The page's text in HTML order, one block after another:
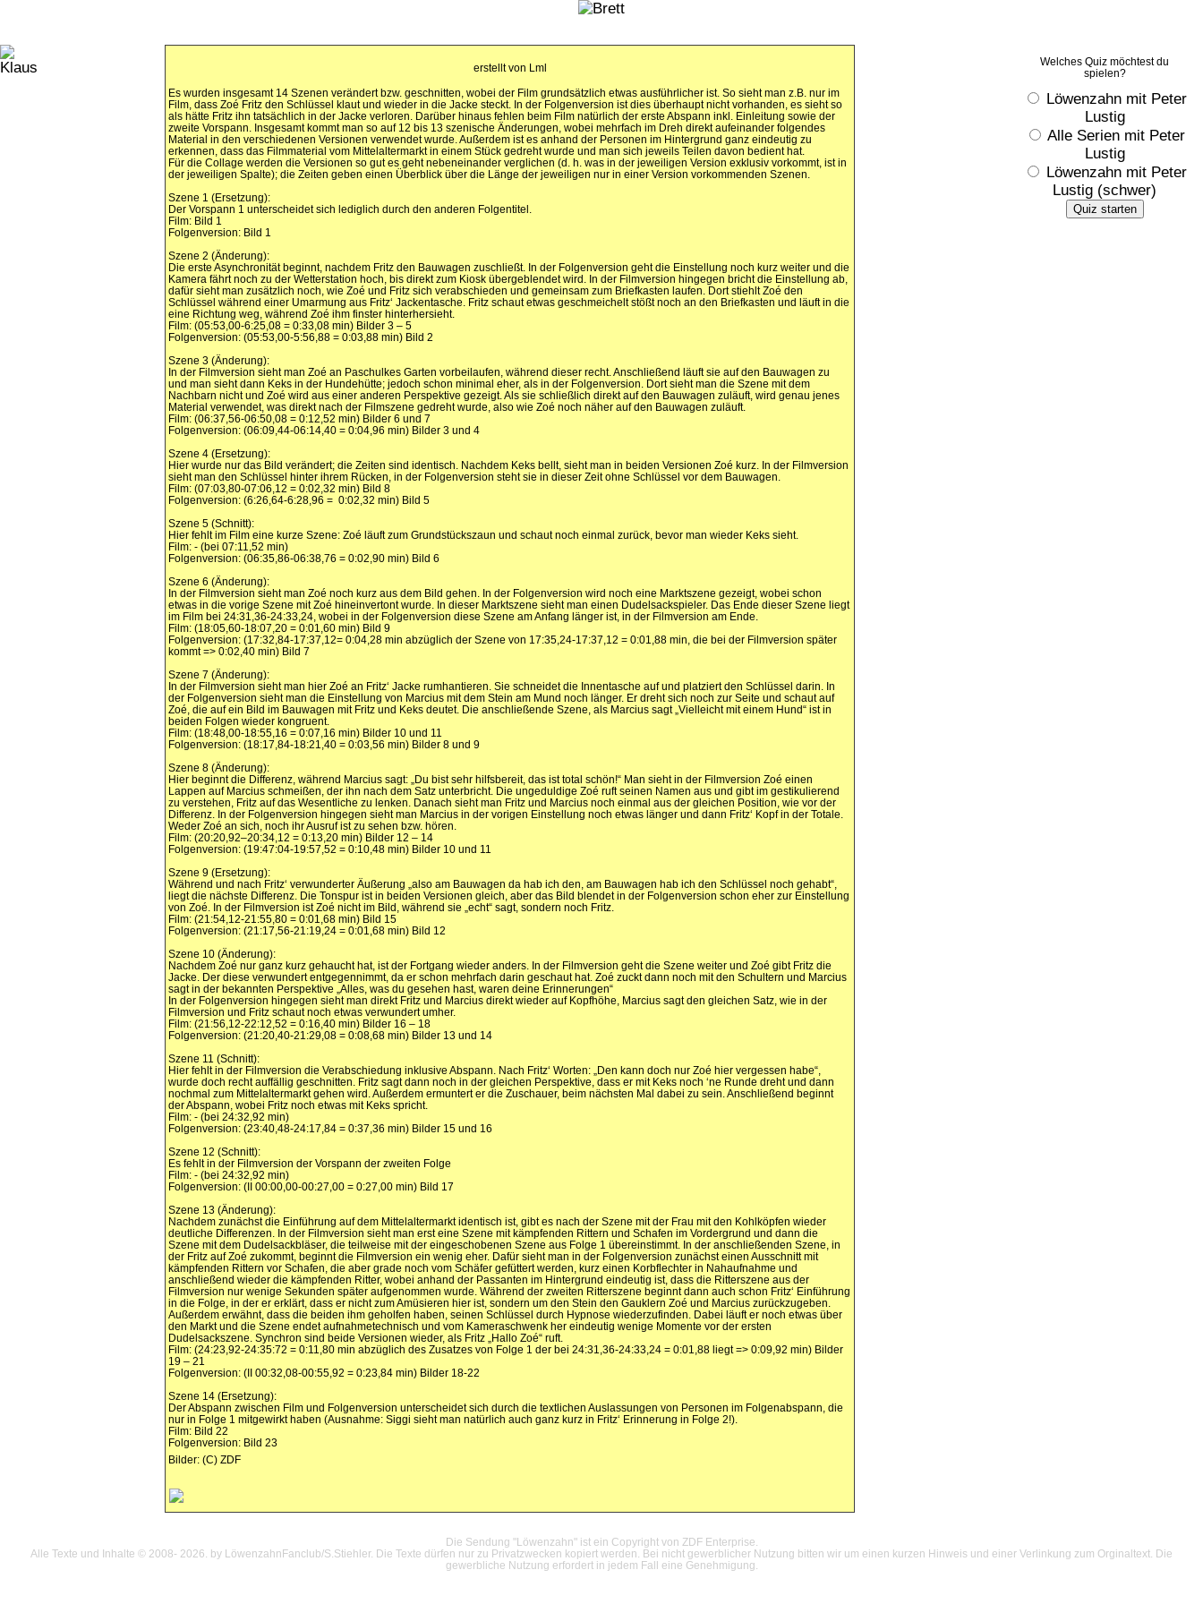
Welches Quiz möchtest du
spielen?
Löwenzahn mit Peter
Lustig
Alle Serien mit Peter
Lustig
Löwenzahn mit Peter
Lustig (schwer)
Quiz starten
erstellt von Lml
Es wurden insgesamt 14 Szenen verändert bzw. geschnitten, wobei der Film grundsätzlich etwas ausführlicher ist. So sieht man z.B. nur im
Film, dass Zoé Fritz den Schlüssel klaut und wieder in die Jacke steckt. In der Folgenversion ist dies überhaupt nicht vorhanden, es sieht so
als hätte Fritz ihn tatsächlich in der Jacke verloren. Darüber hinaus fehlen beim Film natürlich der erste Abspann inkl. Einleitung sowie der
zweite Vorspann. Insgesamt kommt man so auf 12 bis 13 szenische Änderungen, wobei mehrfach im Dreh direkt aufeinander folgendes
Material in den verschiedenen Versionen verwendet wurde. Außerdem ist es anhand der Personen im Hintergrund ganz eindeutig zu
erkennen, dass das Filmmaterial vom Mittelaltermarkt in einem Stück gedreht wurde und man sich jeweils Teilen davon bedient hat.
Für die Collage werden die Versionen so gut es geht nebeneinander verglichen (d. h. was in der jeweiligen Version exklusiv vorkommt, ist in
der jeweiligen Spalte); die Zeiten geben einen Überblick über die Länge der jeweiligen nur in einer Version vorkommenden Szenen.
Szene 1 (Ersetzung):
Der Vorspann 1 unterscheidet sich lediglich durch den anderen Folgentitel.
Film: Bild 1
Folgenversion: Bild 1
Szene 2 (Änderung):
Die erste Asynchronität beginnt, nachdem Fritz den Bauwagen zuschließt. In der Folgenversion geht die Einstellung noch kurz weiter und die
Kamera fährt noch zu der Wetterstation hoch, bis direkt zum Kiosk übergeblendet wird. In der Filmversion hingegen bricht die Einstellung ab,
dafür sieht man zusätzlich noch, wie Zoé und Fritz sich verabschieden und gemeinsam zum Briefkasten laufen. Dort stiehlt Zoé den
Schlüssel während einer Umarmung aus Fritz‘ Jackentasche. Fritz schaut etwas geschmeichelt stößt noch an den Briefkasten und läuft in die
eine Richtung weg, während Zoé ihm finster hinterhersieht.
Film: (05:53,00-6:25,08 = 0:33,08 min) Bilder 3 – 5
Folgenversion: (05:53,00-5:56,88 = 0:03,88 min) Bild 2
Szene 3 (Änderung):
In der Filmversion sieht man Zoé an Paschulkes Garten vorbeilaufen, während dieser recht. Anschließend läuft sie auf den Bauwagen zu
und man sieht dann Keks in der Hundehütte; jedoch schon minimal eher, als in der Folgenversion. Dort sieht man die Szene mit dem
Nachbarn nicht und Zoé wird aus einer anderen Perspektive gezeigt. Als sie schließlich direkt auf den Bauwagen zuläuft, wird genau jenes
Material verwendet, was direkt nach der Filmszene gedreht wurde, also wie Zoé noch näher auf den Bauwagen zuläuft.
Film: (06:37,56-06:50,08 = 0:12,52 min) Bilder 6 und 7
Folgenversion: (06:09,44-06:14,40 = 0:04,96 min) Bilder 3 und 4
Szene 4 (Ersetzung):
Hier wurde nur das Bild verändert; die Zeiten sind identisch. Nachdem Keks bellt, sieht man in beiden Versionen Zoé kurz. In der Filmversion
sieht man den Schlüssel hinter ihrem Rücken, in der Folgenversion steht sie in dieser Zeit ohne Schlüssel vor dem Bauwagen.
Film: (07:03,80-07:06,12 = 0:02,32 min) Bild 8
Folgenversion: (6:26,64-6:28,96 = 0:02,32 min) Bild 5
Szene 5 (Schnitt):
Hier fehlt im Film eine kurze Szene: Zoé läuft zum Grundstückszaun und schaut noch einmal zurück, bevor man wieder Keks sieht.
Film: - (bei 07:11,52 min)
Folgenversion: (06:35,86-06:38,76 = 0:02,90 min) Bild 6
Szene 6 (Änderung):
In der Filmversion sieht man Zoé noch kurz aus dem Bild gehen. In der Folgenversion wird noch eine Marktszene gezeigt, wobei schon
etwas in die vorige Szene mit Zoé hineinvertont wurde. In dieser Marktszene sieht man einen Dudelsackspieler. Das Ende dieser Szene liegt
im Film bei 24:31,36-24:33,24, wobei in der Folgenversion diese Szene am Anfang länger ist, in der Filmversion am Ende.
Film: (18:05,60-18:07,20 = 0:01,60 min) Bild 9
Folgenversion: (17:32,84-17:37,12= 0:04,28 min abzüglich der Szene von 17:35,24-17:37,12 = 0:01,88 min, die bei der Filmversion später
kommt => 0:02,40 min) Bild 7
Szene 7 (Änderung):
In der Filmversion sieht man hier Zoé an Fritz‘ Jacke rumhantieren. Sie schneidet die Innentasche auf und platziert den Schlüssel darin. In
der Folgenversion sieht man die Einstellung von Marcius mit dem Stein am Mund noch länger. Er dreht sich noch zur Seite und schaut auf
Zoé, die auf ein Bild im Bauwagen mit Fritz und Keks deutet. Die anschließende Szene, als Marcius sagt „Vielleicht mit einem Hund“ ist in
beiden Folgen wieder kongruent.
Film: (18:48,00-18:55,16 = 0:07,16 min) Bilder 10 und 11
Folgenversion: (18:17,84-18:21,40 = 0:03,56 min) Bilder 8 und 9
Szene 8 (Änderung):
Hier beginnt die Differenz, während Marcius sagt: „Du bist sehr hilfsbereit, das ist total schön!“ Man sieht in der Filmversion Zoé einen
Lappen auf Marcius schmeißen, der ihn nach dem Satz unterbricht. Die ungeduldige Zoé ruft seinen Namen aus und gibt im gestikulierend
zu verstehen, Fritz auf das Wesentliche zu lenken. Danach sieht man Fritz und Marcius noch einmal aus der gleichen Position, wie vor der
Differenz. In der Folgenversion hingegen sieht man Marcius in der vorigen Einstellung noch etwas länger und dann Fritz‘ Kopf in der Totale.
Weder Zoé an sich, noch ihr Ausruf ist zu sehen bzw. hören.
Film: (20:20,92–20:34,12 = 0:13,20 min) Bilder 12 – 14
Folgenversion: (19:47:04-19:57,52 = 0:10,48 min) Bilder 10 und 11
Szene 9 (Ersetzung):
Während und nach Fritz‘ verwunderter Äußerung „also am Bauwagen da hab ich den, am Bauwagen hab ich den Schlüssel noch gehabt“,
liegt die nächste Differenz. Die Tonspur ist in beiden Versionen gleich, aber das Bild blendet in der Folgenversion schon eher zur Einstellung
von Zoé. In der Filmversion ist Zoé nicht im Bild, während sie „echt“ sagt, sondern noch Fritz.
Film: (21:54,12-21:55,80 = 0:01,68 min) Bild 15
Folgenversion: (21:17,56-21:19,24 = 0:01,68 min) Bild 12
Szene 10 (Änderung):
Nachdem Zoé nur ganz kurz gehaucht hat, ist der Fortgang wieder anders. In der Filmversion geht die Szene weiter und Zoé gibt Fritz die
Jacke. Der diese verwundert entgegennimmt, da er schon mehrfach darin geschaut hat. Zoé zuckt dann noch mit den Schultern und Marcius
sagt in der bekannten Perspektive „Alles, was du gesehen hast, waren deine Erinnerungen“
In der Folgenversion hingegen sieht man direkt Fritz und Marcius direkt wieder auf Kopfhöhe, Marcius sagt den gleichen Satz, wie in der
Filmversion und Fritz schaut noch etwas verwundert umher.
Film: (21:56,12-22:12,52 = 0:16,40 min) Bilder 16 – 18
Folgenversion: (21:20,40-21:29,08 = 0:08,68 min) Bilder 13 und 14
Szene 11 (Schnitt):
Hier fehlt in der Filmversion die Verabschiedung inklusive Abspann. Nach Fritz‘ Worten: „Den kann doch nur Zoé hier vergessen habe“,
wurde doch recht auffällig geschnitten. Fritz sagt dann noch in der gleichen Perspektive, dass er mit Keks noch ‘ne Runde dreht und dann
nochmal zum Mittelaltermarkt gehen wird. Außerdem ermuntert er die Zuschauer, beim nächsten Mal dabei zu sein. Anschließend beginnt
der Abspann, wobei Fritz noch etwas mit Keks spricht.
Film: - (bei 24:32,92 min)
Folgenversion: (23:40,48-24:17,84 = 0:37,36 min) Bilder 15 und 16
Szene 12 (Schnitt):
Es fehlt in der Filmversion der Vorspann der zweiten Folge
Film: - (bei 24:32,92 min)
Folgenversion: (II 00:00,00-00:27,00 = 0:27,00 min) Bild 17
Szene 13 (Änderung):
Nachdem zunächst die Einführung auf dem Mittelaltermarkt identisch ist, gibt es nach der Szene mit der Frau mit den Kohlköpfen wieder
deutliche Differenzen. In der Filmversion sieht man erst eine Szene mit kämpfenden Rittern und Schafen im Vordergrund und dann die
Szene mit dem Dudelsackbläser, die teilweise mit der eingeschobenen Szene aus Folge 1 übereinstimmt. In der anschließenden Szene, in
der Fritz auf Zoé zukommt, beginnt die Filmversion ein wenig eher. Dafür sieht man in der Folgenversion zunächst einen Ausschnitt mit
kämpfenden Rittern vor Schafen, die aber grade noch vom Schäfer gefüttert werden, kurz einen Korbflechter in Nahaufnahme und
anschließend wieder die kämpfenden Ritter, wobei anhand der Passanten im Hintergrund eindeutig ist, dass die Ritterszene aus der
Filmversion nur wenige Sekunden später aufgenommen wurde. Während der zweiten Ritterszene beginnt dann auch schon Fritz‘ Einführung
in die Folge, in der er erklärt, dass er nicht zum Amüsieren hier ist, sondern um den Stein den Gauklern Zoé und Marcius zurückzugeben.
Außerdem erwähnt, dass die beiden ihm geholfen haben, seinen Schlüssel durch Hypnose wiederzufinden. Dabei läuft er noch etwas über
den Markt und die Szene endet aufnahmetechnisch und vom Kameraschwenk her eindeutig wenige Momente vor der ersten
Dudelsackszene. Synchron sind beide Versionen wieder, als Fritz „Hallo Zoé“ ruft.
Film: (24:23,92-24:35:72 = 0:11,80 min abzüglich des Zusatzes von Folge 1 der bei 24:31,36-24:33,24 = 0:01,88 liegt => 0:09,92 min) Bilder
19 – 21
Folgenversion: (II 00:32,08-00:55,92 = 0:23,84 min) Bilder 18-22
Szene 14 (Ersetzung):
Der Abspann zwischen Film und Folgenversion unterscheidet sich durch die textlichen Auslassungen von Personen im Folgenabspann, die
nur in Folge 1 mitgewirkt haben (Ausnahme: Siggi sieht man natürlich auch ganz kurz in Fritz‘ Erinnerung in Folge 2!).
Film: Bild 22
Folgenversion: Bild 23
Bilder: (C) ZDF
Die Sendung "Löwenzahn" ist ein Copyright von ZDF Enterprise.
Alle Texte und Inhalte © 2008- 2026.
by LöwenzahnFanclub/S.Stiehler. Die Texte dürfen nur zu Privatzwecken kopiert werden. Bei nicht gewerblicher Nutzung bitten wir um einen kurzen Hinweis und einer Verlinkung zum Orginaltext. Die
gewerbliche Nutzung erfordert in jedem Fall eine Genehmigung.